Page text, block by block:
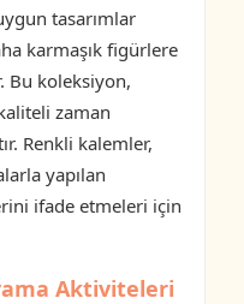
tasarımlar
karmaşık figürlere
Bu koleksiyon,
zaman
Renkli kalemler,
yapılan
ifade etmeleri için
Aktiviteleri